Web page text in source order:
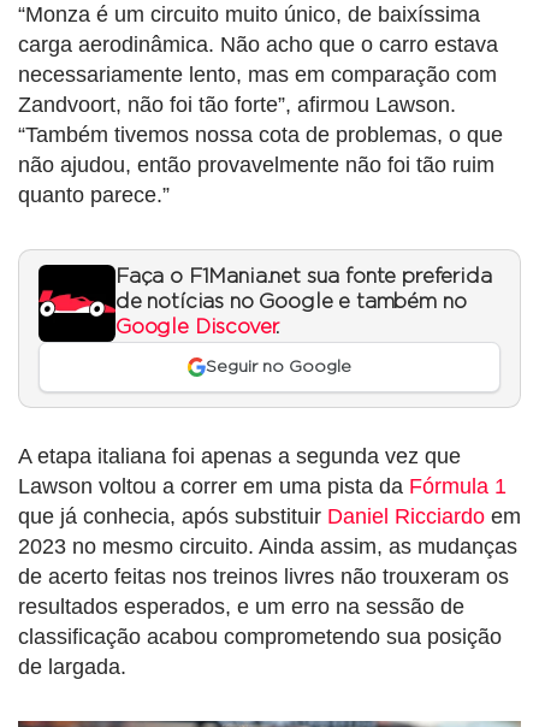
“Monza é um circuito muito único, de baixíssima
carga aerodinâmica. Não acho que o carro estava
necessariamente lento, mas em comparação com
Zandvoort, não foi tão forte”, afirmou Lawson.
“Também tivemos nossa cota de problemas, o que
não ajudou, então provavelmente não foi tão ruim
quanto parece.”
Faça o F1Mania.net sua fonte preferida
de notícias no Google e também no
Google Discover.
Seguir no Google
A etapa italiana foi apenas a segunda vez que
Lawson voltou a correr em uma pista da Fórmula 1
que já conhecia, após substituir Daniel Ricciardo em
2023 no mesmo circuito. Ainda assim, as mudanças
de acerto feitas nos treinos livres não trouxeram os
resultados esperados, e um erro na sessão de
classificação acabou comprometendo sua posição
de largada.